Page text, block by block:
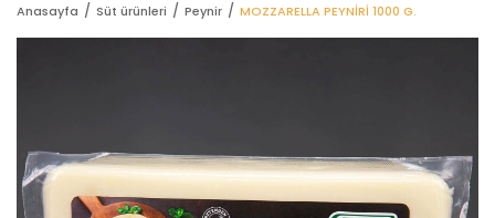
Anasayfa Süt ürünleri Peynir MOZZARELLA PEYNİRİ 1000 G.